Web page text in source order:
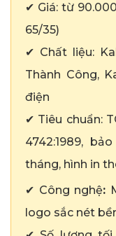
✔ Giá: từ
65/35)
✔ Chất liệu:
Thành Công,
điện
✔ Tiêu chuẩn:
4742:1989,
tháng, hình in
✔ Công nghệ:
logo sắc nét